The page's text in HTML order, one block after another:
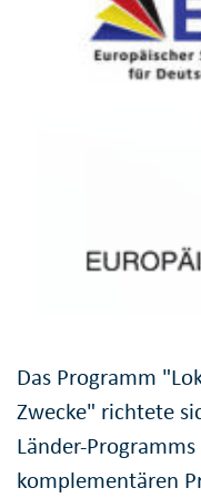
Das Programm
Zwecke" richtete
Länder-
komplementären